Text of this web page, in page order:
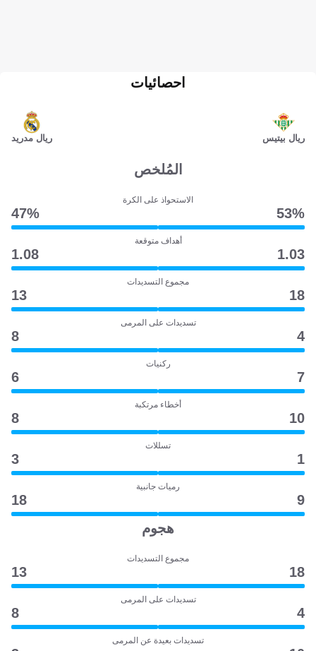
ريال بيتيس
احصائيات
ريال مدريد
المُلخص
الاستحواذ على الكرة
53‎%‎
47‎%‎
أهداف متوقعة
1.03
1.08
مجموع التسديدات
18
13
تسديدات على المرمى
4
8
ركنيات
7
6
أخطاء مرتكبة
10
8
تسللات
1
3
رميات جانبية
9
18
هجوم
مجموع التسديدات
18
13
تسديدات على المرمى
4
8
تسديدات بعيدة عن المرمى